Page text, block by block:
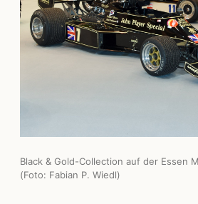
Black & Gold-Collection auf der Essen
(Foto: Fabian P. Wiedl)